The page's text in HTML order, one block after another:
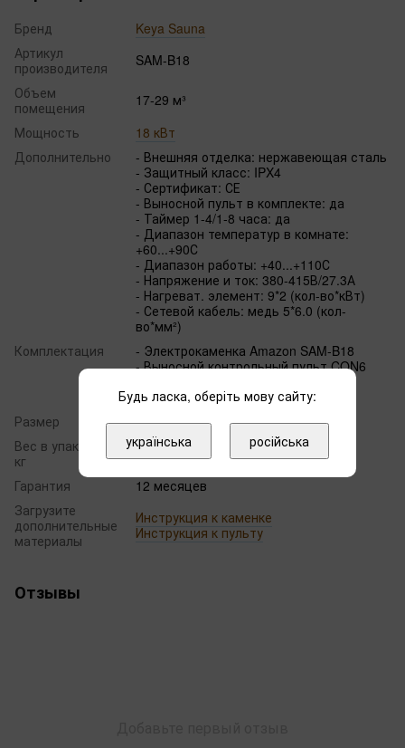
Бренд
Keya Sauna
Артикул
производителя
SAM-B18
Объем
помещения
17-29 м³
Мощность
18 кВт
Дополнительно
- Внешняя отделка: нержавеющая сталь
- Защитный класс: IPX4
- Сертификат: СЕ
- Выносной пульт в комплекте: да
- Таймер 1-4/1-8 часа: да
- Диапазон температур в комнате:
+60...+90С
- Диапазон работы: +40...+110С
- Напряжение и ток: 380-415В/27.3А
- Нагреват. элемент: 9*2 (кол-во*кВт)
- Сетевой кабель: медь 5*6.0 (кол-
во*мм²)
Комплектация
- Электрокаменка Amazon SAM-B18
- Выносной контрольный пульт CON6
- Внешний контрольный блок
Размер
700 х 560 х 650 мм
Вес в упаковке,
кг
20.00
Гарантия
12 месяцев
Загрузите
дополнительные
материалы
Инструкция к каменке
Инструкция к пульту
Отзывы
Будь ласка, оберіть мову сайту:
українська російська